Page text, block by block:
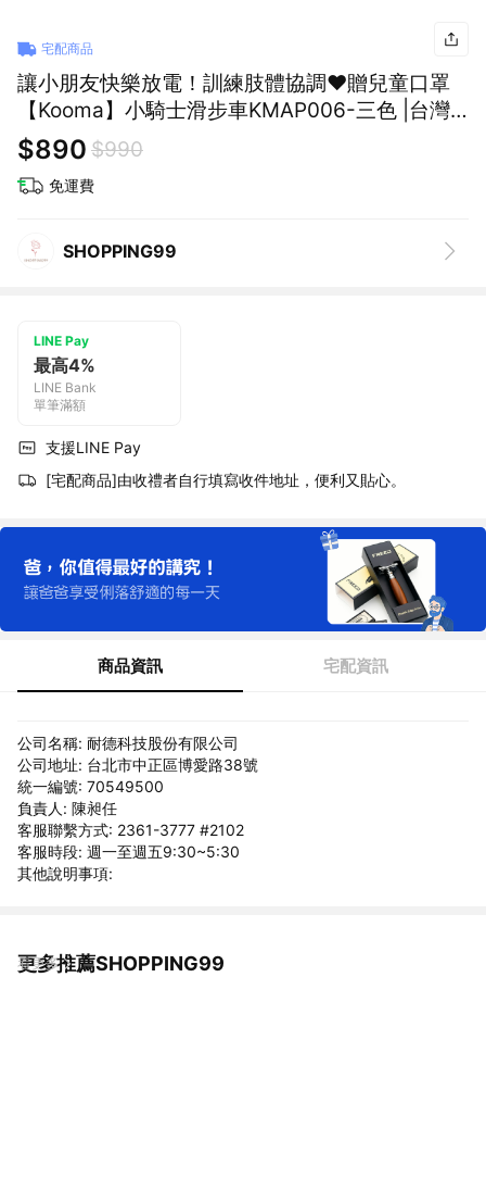
宅配商品
讓小朋友快樂放電！訓練肢體協調❤️贈兒童口罩
【Kooma】小騎士滑步車KMAP006-三色 |台灣
檢驗 輕巧耐用方便攜帶 兒童玩具 滑步車 學步車
平衡車(SHOPPING99)
$890 $990
免運費
SHOPPING99
LINE Pay
最高4%
LINE Bank
單筆滿額
支援LINE Pay
[宅配商品]由收禮者自行填寫收件地址，便利又貼心。
商品資訊 宅配資訊
公司名稱: 耐德科技股份有限公司
公司地址: 台北市中正區博愛路38號
統一編號: 70549500
負責人: 陳昶任
客服聯繫方式: 2361-3777 #2102
客服時段: 週一至週五9:30~5:30
其他說明事項:
更多推薦SHOPPING99
看更多